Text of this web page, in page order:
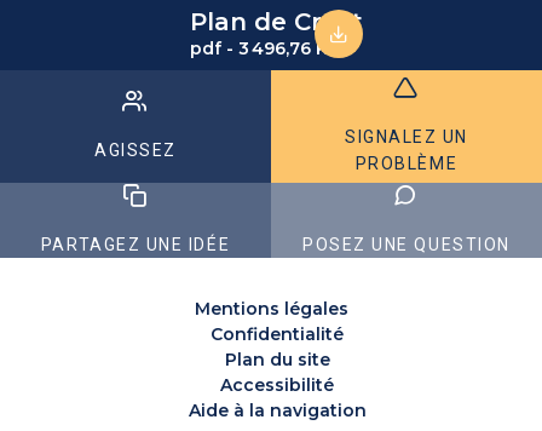
Plan de Crest
pdf - 3 496,76 KB
AGISSEZ
SIGNALEZ UN
PROBLÈME
PARTAGEZ UNE IDÉE POSEZ UNE QUESTION
Mentions légales
Confidentialité
Plan du site
Accessibilité
Aide à la navigation